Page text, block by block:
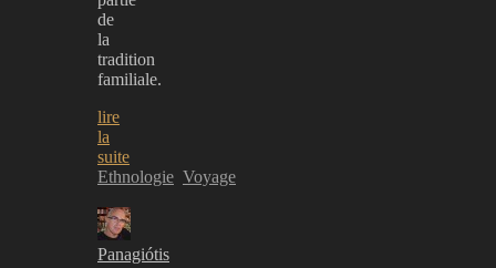
de
la
tradition
familiale.
lire
la
suite
Ethnologie Voyage
Panagiótis